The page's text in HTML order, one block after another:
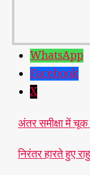
WhatsApp
Facebook
X
अंतर समीक्षा में चूक
निरंतर हारते हुए